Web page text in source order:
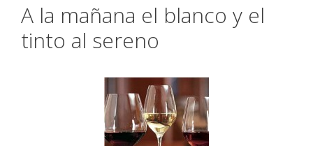
A la mañana el blanco y el
tinto al sereno